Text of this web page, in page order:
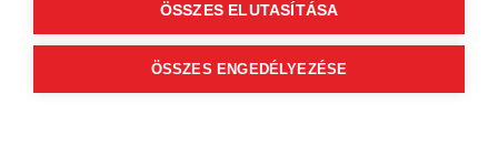
ÖSSZES ELUTASÍTÁSA
ÖSSZES ENGEDÉLYEZÉSE
Edit Moldoványi
4.79
(183)